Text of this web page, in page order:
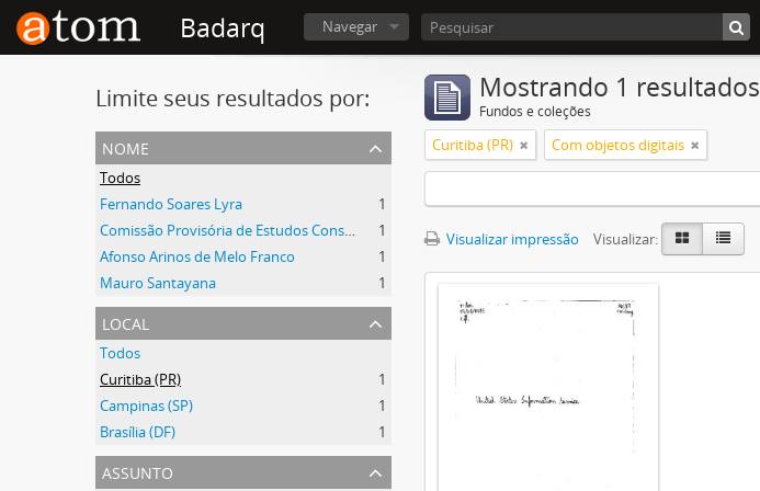
Badarq Navegar
Limite seus resultados por:
nome
Todos
Fernando Soares Lyra
1
Comissão Provisória de Estudos Constitucionais (CEC)
1
Afonso Arinos de Melo Franco
1
Mauro Santayana
1
local
Todos
Curitiba (PR)
1
Campinas (SP)
1
Brasília (DF)
1
assunto
Mostrando 1 resultados
Fundos e coleções
Curitiba (PR) Com objetos digitais
Visualizar impressão Visualizar: